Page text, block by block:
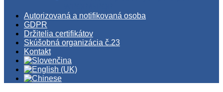
Autorizovaná a notifikovaná osoba
GDPR
Držitelia certifikátov
Skúšobná organizácia č.23
Kontakt